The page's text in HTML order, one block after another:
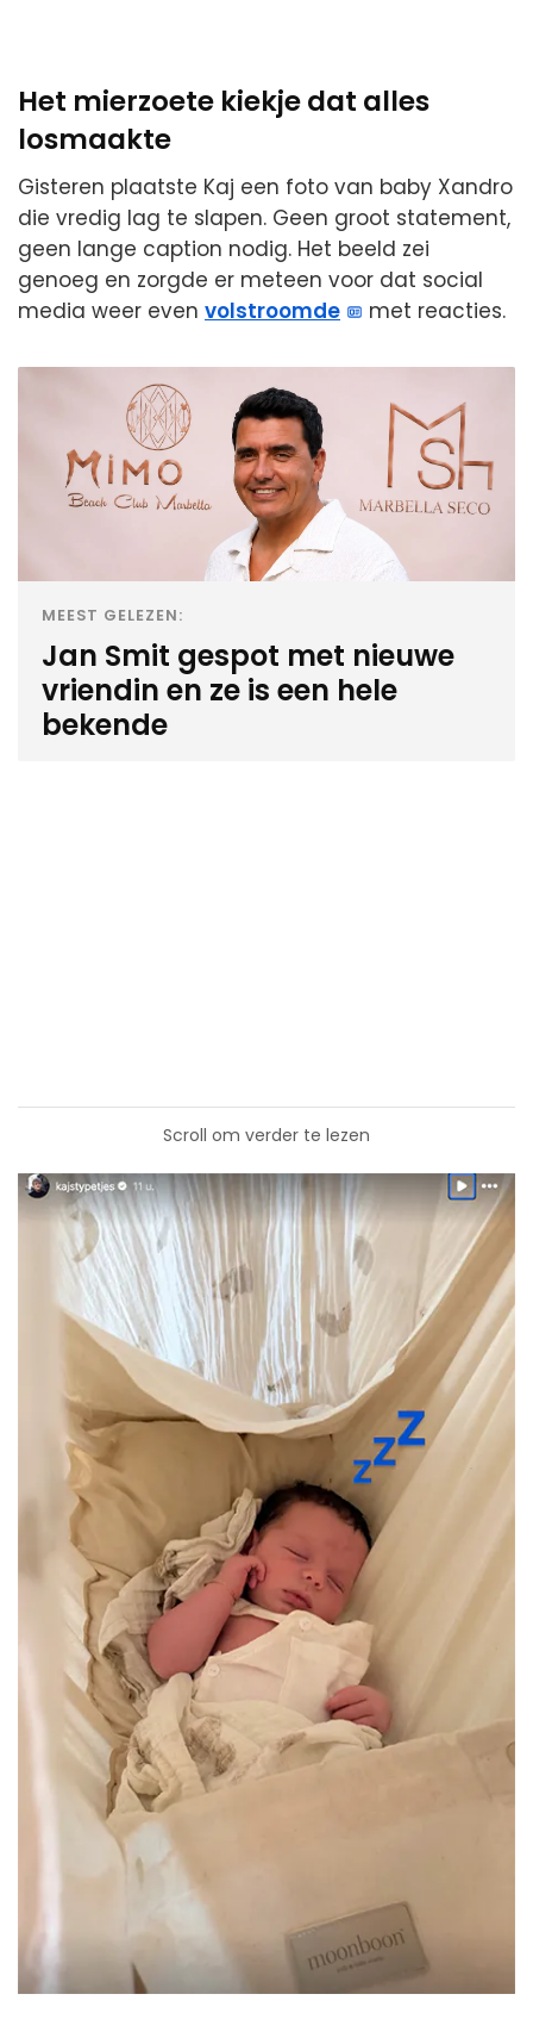
Het mierzoete kiekje dat alles
losmaakte
Gisteren plaatste Kaj een foto van baby Xandro
die vredig lag te slapen. Geen groot statement,
geen lange caption nodig. Het beeld zei
genoeg en zorgde er meteen voor dat social
media weer even volstroomde met reacties.
MEEST GELEZEN:
Jan Smit gespot met nieuwe
vriendin en ze is een hele
bekende
Scroll om verder te lezen